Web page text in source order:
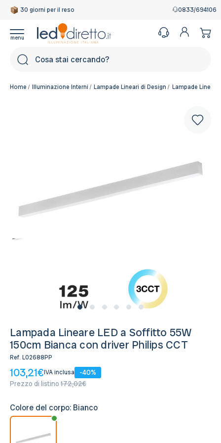
30 giorni per il reso
Garanzia Italiana 0833/694106
Home Illuminazione Interni Lampade Lineari di Design Lampade Lineari
Lampada Lineare LED a Soffitto 55W
150cm Bianca con driver Philips CCT
Ref. L02688PP
103,21€IVA inclusa
-40%
Prezzo di listino 172,02€
Colore del corpo:Bianco
Colore del corpo: Bianco